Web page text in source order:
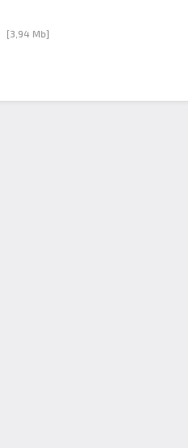
[3,94 Mb]